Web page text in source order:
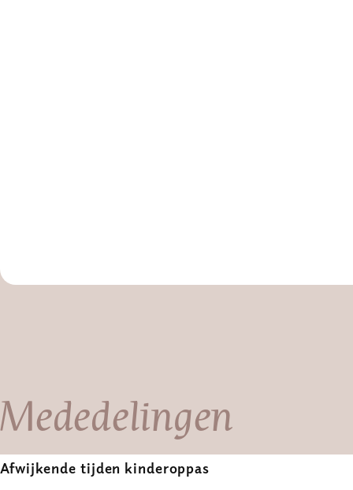
Mededelingen
Afwijkende tijden kinderoppas